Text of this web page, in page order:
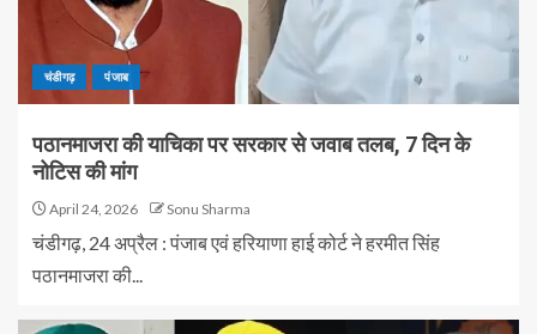
चंडीगढ़ पंजाब
पठानमाजरा की याचिका पर सरकार से जवाब तलब, 7 दिन के
नोटिस की मांग
April 24, 2026 Sonu Sharma
चंडीगढ़, 24 अप्रैल : पंजाब एवं हरियाणा हाई कोर्ट ने हरमीत सिंह
पठानमाजरा की...